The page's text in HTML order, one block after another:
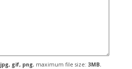
jpg, gif, png, maximum file size: 3MB.